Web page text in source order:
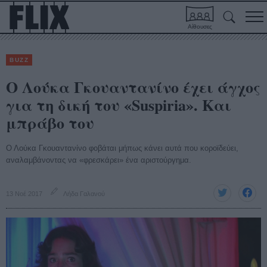
Αίθουσες
BUZZ
Ο Λούκα Γκουαντανίνο έχει άγχος
για τη δική του «Suspiria». Και
μπράβο του
Ο Λούκα Γκουαντανίνο φοβάται μήπως κάνει αυτά που κοροϊδεύει,
αναλαμβάνοντας να «φρεσκάρει» ένα αριστούργημα.
13 Νοέ 2017 Λήδα Γαλανού